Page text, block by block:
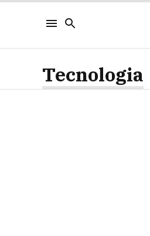
Tecnologia